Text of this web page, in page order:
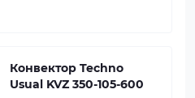
Конвектор Techno
Usual KVZ 350-105-600